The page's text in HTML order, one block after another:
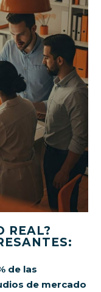
REAL?
de las
de mercado